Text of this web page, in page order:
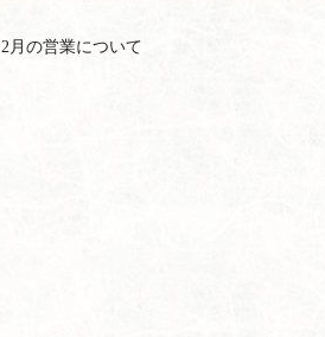
2月の営業について